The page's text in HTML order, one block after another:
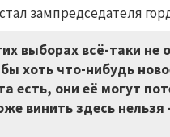
зампредседателя
выборах всё-таки не
хоть что-нибудь
есть, они её могут
винить здесь нельзя